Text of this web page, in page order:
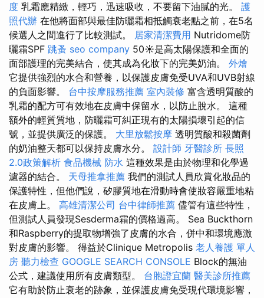
度 乳霜應精緻，輕巧，迅速吸收，不要留下油膩的光。 護
照代辦 在他將面部與最佳防曬霜相抵觸衰老點之前，在5名
候選人之間進行了比較測試。 居家清潔費用 Nutridome防
曬霜SPF 跳蚤 seo company 50☀️是高太陽保護和全面的
面部護理的完美結合，使其成為化妝下的完美奶油。 外燴
它提供強烈的水合和營養，以保護皮膚免受UVA和UVB射線
的負面影響。 台中按摩服務推薦 室內裝修 富含透明質酸的
乳霜的配方可有效地在皮膚中保留水，以防止脫水。 這種
額外的輕質質地，防曬霜可糾正現有的太陽損壞引起的信
號，並提供廣泛的保護。 大里放鬆按摩 透明質酸和殺菌劑
的奶油整天都可以保持皮膚水分。 設計師 牙醫診所 長照
2.0政策解析 食品機械 防水 這種效果是由於物理和化學過
濾器的結合。 天母推拿推薦 我們的測試人員欣賞化妝品的
保護特性，但他們說，矽膠質地在滑動時會使妝容嚴重地粘
在皮膚上。 高雄清潔公司 台中律師推薦 儘管有這些特性，
但測試人員發現Sesderma霜的價格過高。 Sea Buckthorn
和Raspberry的提取物增強了皮膚的水合，併中和環境應激
對皮膚的影響。 得益於Clinique Metropolis 老人養護 單人
房 聽力檢查 GOOGLE SEARCH CONSOLE Block的無油
公式，建議使用所有皮膚類型。 台胞證宜蘭 醫美診所推薦
它有助於防止衰老的跡象，並保護皮膚免受現代環境影響，